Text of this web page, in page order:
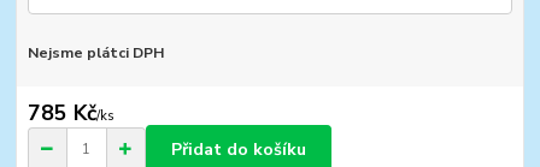
Nejsme plátci DPH
785 Kč/ks
Přidat do košíku